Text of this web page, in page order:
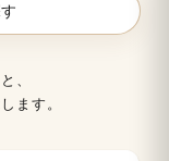
、
ます。